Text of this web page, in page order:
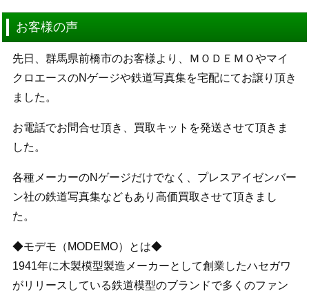
お客様の声
先日、群馬県前橋市のお客様より、ＭＯＤＥＭＯやマイ
クロエースのNゲージや鉄道写真集を宅配にてお譲り頂き
ました。
お電話でお問合せ頂き、買取キットを発送させて頂きま
した。
各種メーカーのNゲージだけでなく、プレスアイゼンバー
ン社の鉄道写真集などもあり高価買取させて頂きまし
た。
◆モデモ（MODEMO）とは◆
1941年に木製模型製造メーカーとして創業したハセガワ
がリリースしている鉄道模型のブランドで多くのファン